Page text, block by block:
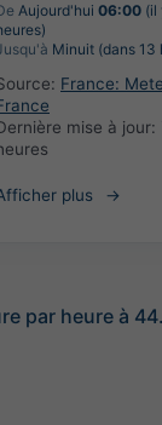
Aujourd'hui 06:00 (il
Minuit (dans 13
France:
mise à jour:
plus
par heure à